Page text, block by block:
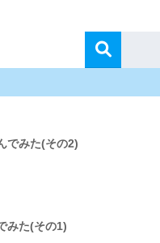
でみた(その2)
みた(その1)